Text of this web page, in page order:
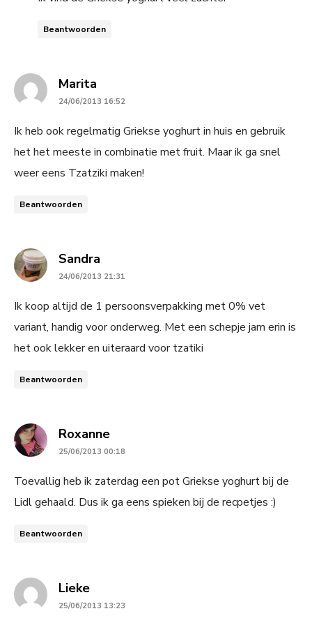
Beantwoorden
Marita
24/06/2013 16:52
Ik heb ook regelmatig Griekse yoghurt in huis en gebruik
het het meeste in combinatie met fruit. Maar ik ga snel
weer eens Tzatziki maken!
Beantwoorden
Sandra
24/06/2013 21:31
Ik koop altijd de 1 persoonsverpakking met 0% vet
variant, handig voor onderweg. Met een schepje jam erin is
het ook lekker en uiteraard voor tzatiki
Beantwoorden
Roxannesays:
25/06/2013 00:18
Toevallig heb ik zaterdag een pot Griekse yoghurt bij de
Lidl gehaald. Dus ik ga eens spieken bij de recpetjes :)
Beantwoorden
Liekesays:
25/06/2013 13:23